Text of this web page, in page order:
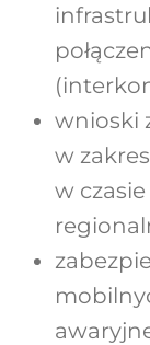
wnioski
w
w